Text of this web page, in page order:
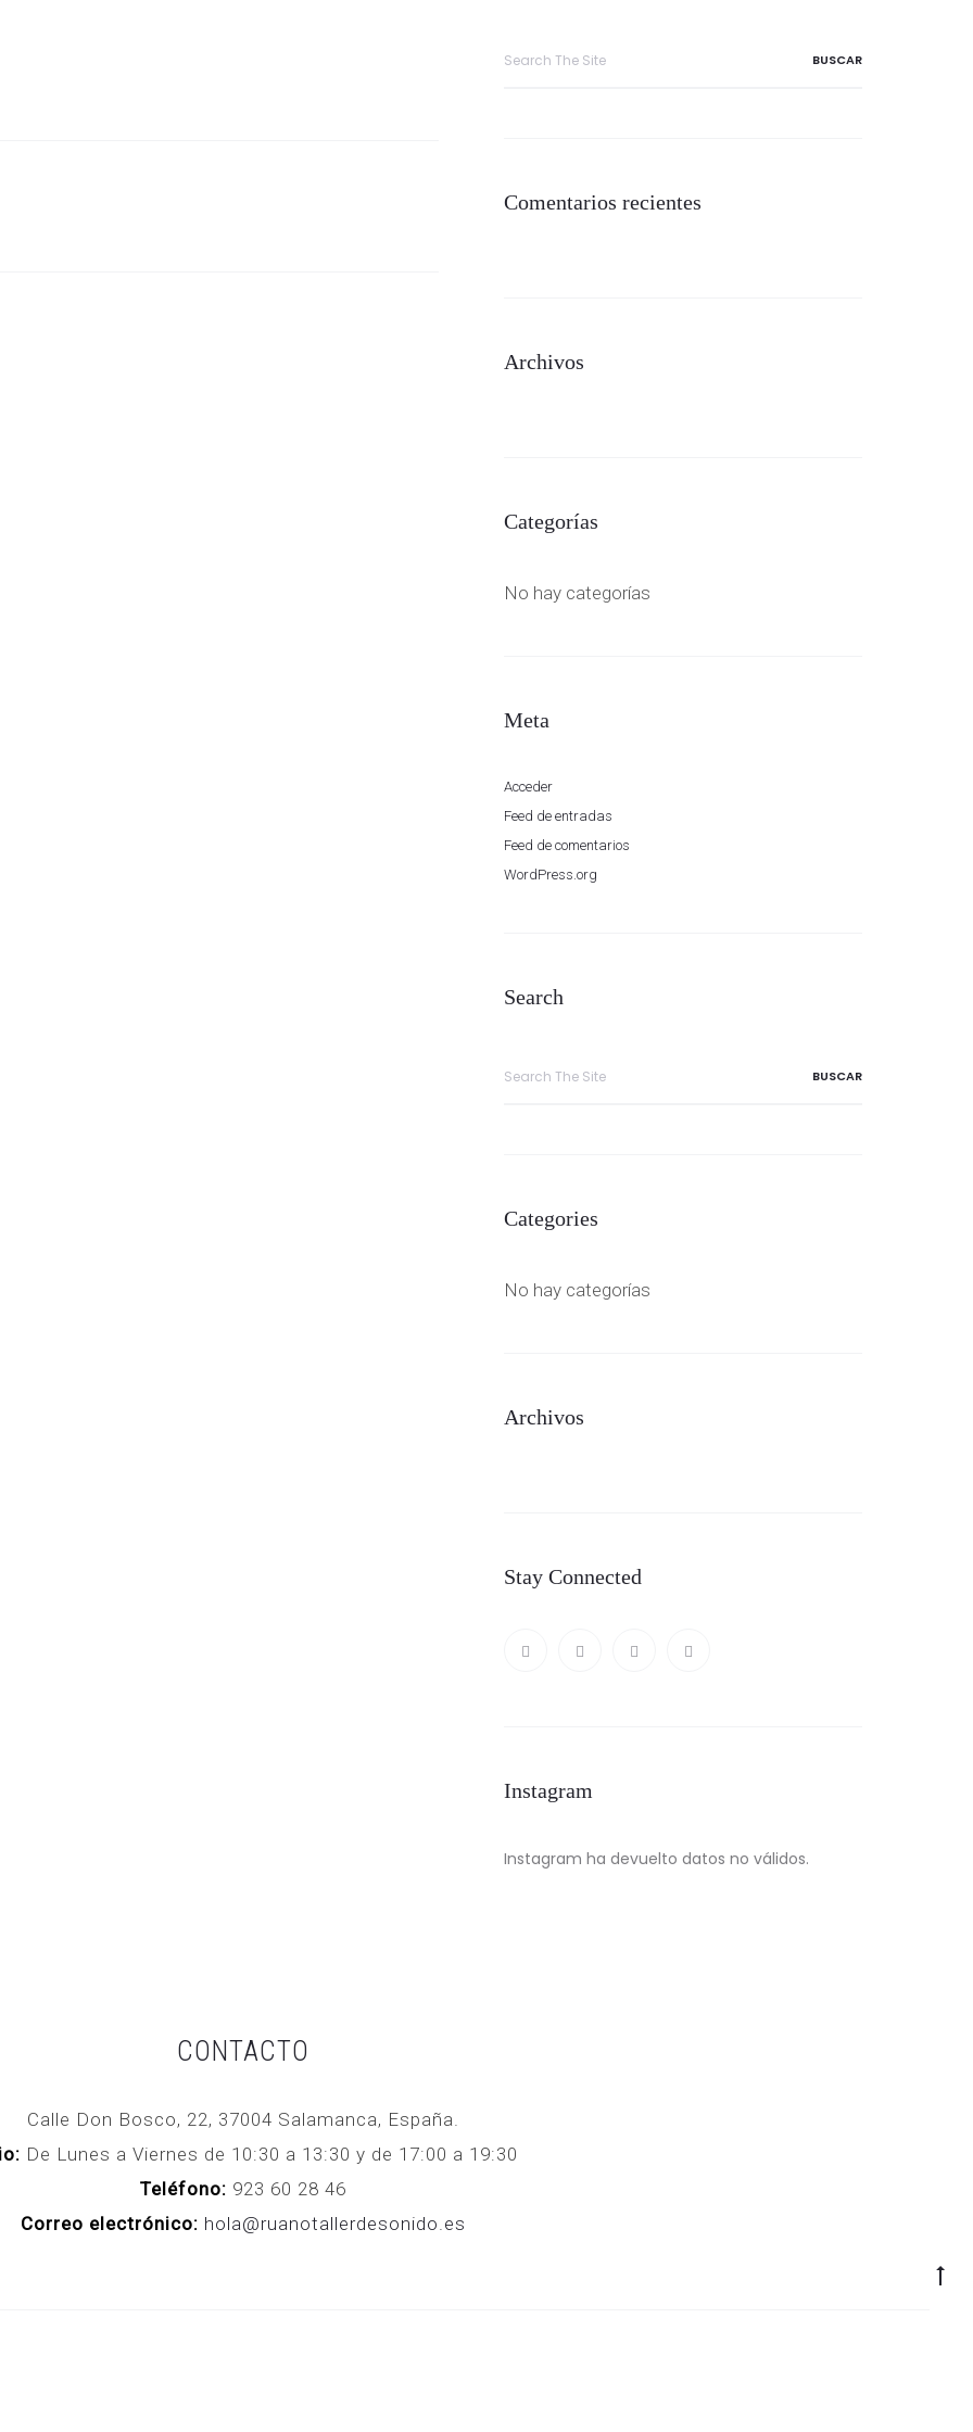
Comentarios recientes
Archivos
Categorías
No hay categorías
Meta
Acceder
Feed de entradas
Feed de comentarios
WordPress.org
Search
Categories
No hay categorías
Archivos
Stay Connected
Instagram
Instagram ha devuelto datos no válidos.
CONTACTO
Calle Don Bosco, 22, 37004 Salamanca, España.
De Lunes a Viernes de 10:30 a 13:30 y de 17:00 a 19:30
Teléfono: 923 60 28 46
Correo electrónico: hola@ruanotallerdesonido.es